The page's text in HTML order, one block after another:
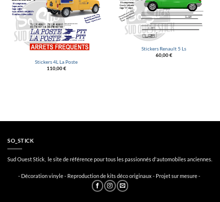
Ajouter
à la
liste
d’envies
Stickers 4L La Poste
110,00€
Ajouter
à la
liste
d’envies
Stickers Renault 5 Ls
60,00€
SO_STICK
Sud Ouest Stick, le site de référence pour tous les passionnés d'automobiles anciennes.
- Décoration vinyle - Reproduction de kits déco originaux - Projet sur mesure -